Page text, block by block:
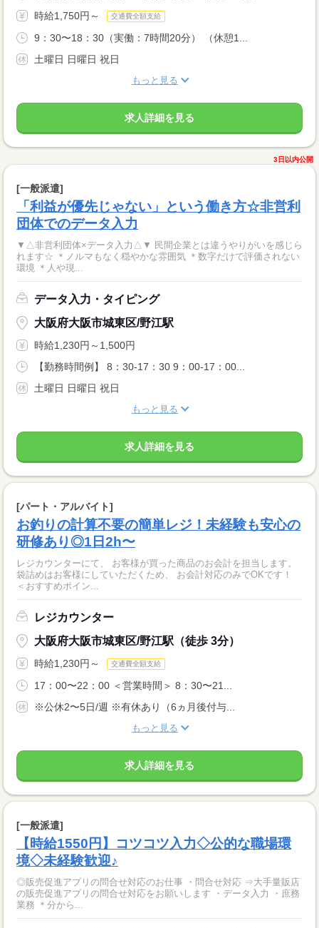
時給1,750円～ 交通費全額支給
9：30〜18：30（実働：7時間20分） （休憩1...
土曜日 日曜日 祝日
もっと見る
求人詳細を見る
3日以内公開
[一般派遣]
「利益が優先じゃない」という働き方☆非営利
団体でのデータ入力
▼△非営利団体×データ入力△▼ 民間企業とは違うやりがいを感じら
れます☆ ＊ノルマもなく穏やかな雰囲気 ＊数字だけで評価されない
環境 ＊人や現...
データ入力・タイピング
大阪府大阪市城東区/野江駅
時給1,230円～1,500円
【勤務時間例】 8：30-17：30 9：00-17：00...
土曜日 日曜日 祝日
もっと見る
求人詳細を見る
[パート・アルバイト]
お釣りの計算不要の簡単レジ！未経験も安心の
研修あり◎1日2h〜
レジカウンターにて、 お客様が買った商品のお会計を担当します。
袋詰めはお客様にしていただくため、 お会計対応のみでOKです！
＜おすすめポイン...
レジカウンター
大阪府大阪市城東区/野江駅（徒歩 3分）
時給1,230円～ 交通費全額支給
17：00〜22：00 ＜営業時間＞ 8：30〜21...
※公休2〜5日/週 ※有休あり（6ヵ月後付与...
もっと見る
求人詳細を見る
[一般派遣]
【時給1550円】コツコツ入力◇公的な職場環
境◇未経験歓迎♪
◎販売促進アプリの問合せ対応のお仕事 ・問合せ対応 ⇒大手量販店
の販売促進アプリの問合せ対応をお願いします ・データ入力 ・庶務
業務 ＊分から...